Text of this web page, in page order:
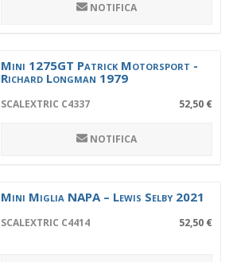
NOTIFICA
Mini 1275GT Patrick Motorsport -
Richard Longman 1979
SCALEXTRIC C4337 52,50 €
NOTIFICA
Mini Miglia NAPA – Lewis Selby 2021
SCALEXTRIC C4414 52,50 €